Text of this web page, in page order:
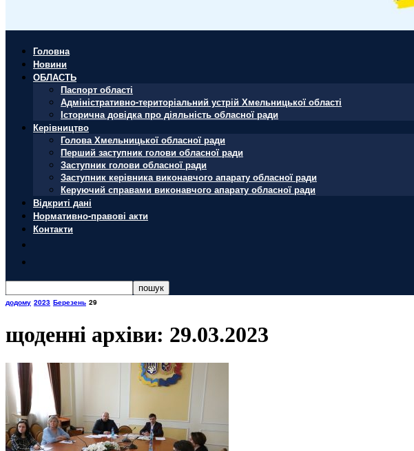
Головна
Новини
ОБЛАСТЬ
Паспорт області
Адміністративно-територіальний устрій Хмельницької області
Історична довідка про діяльність обласної ради
Керівництво
Голова Хмельницької обласної ради
Перший заступник голови обласної ради
Заступник голови обласної ради
Заступник керівника виконавчого апарату обласної ради
Керуючий справами виконавчого апарату обласної ради
Відкриті дані
Нормативно-правові акти
Контакти
додому 2023 Березень 29
щоденні архіви: 29.03.2023